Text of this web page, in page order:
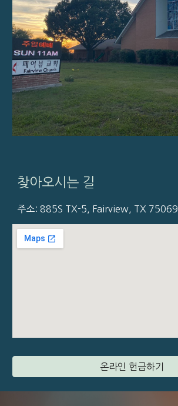
찾아오시는 길
주소: 885S TX-5, Fairview, TX 75069
온라인 헌금하기